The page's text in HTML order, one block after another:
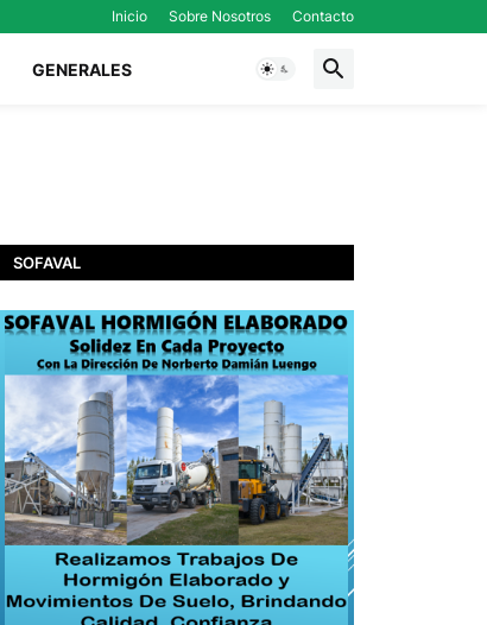
Inicio Sobre Nosotros Contacto
GENERALES
SOFAVAL